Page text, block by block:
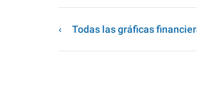
Todas las gráficas